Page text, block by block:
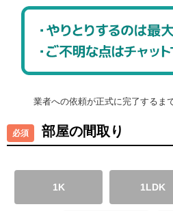
業者への依頼が正式に完了するま
部屋の間取り
1K 1LDK